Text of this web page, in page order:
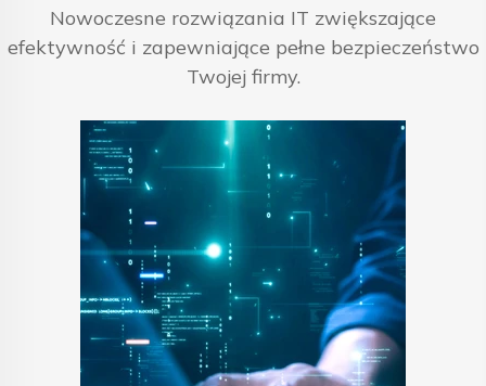
Nowoczesne rozwiązania IT zwiększające
efektywność i zapewniające pełne bezpieczeństwo
Twojej firmy.